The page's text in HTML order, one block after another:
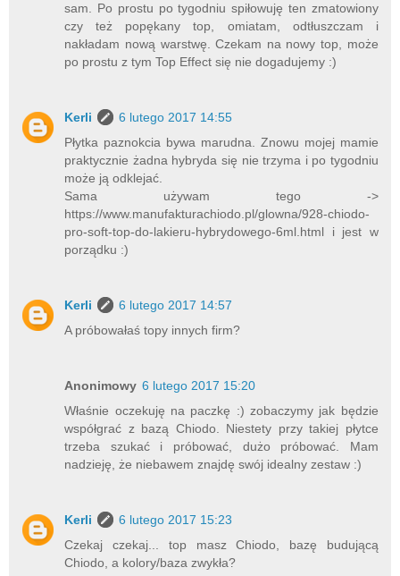
sam. Po prostu po tygodniu spiłowuję ten zmatowiony
czy też popękany top, omiatam, odtłuszczam i
nakładam nową warstwę. Czekam na nowy top, może
po prostu z tym Top Effect się nie dogadujemy :)
Kerli
6 lutego 2017 14:55
Płytka paznokcia bywa marudna. Znowu mojej mamie
praktycznie żadna hybryda się nie trzyma i po tygodniu
może ją odklejać.
Sama używam tego ->
https://www.manufakturachiodo.pl/glowna/928-chiodo-
pro-soft-top-do-lakieru-hybrydowego-6ml.html i jest w
porządku :)
Kerli
6 lutego 2017 14:57
A próbowałaś topy innych firm?
Anonimowy 6 lutego 2017 15:20
Właśnie oczekuję na paczkę :) zobaczymy jak będzie
współgrać z bazą Chiodo. Niestety przy takiej płytce
trzeba szukać i próbować, dużo próbować. Mam
nadzieję, że niebawem znajdę swój idealny zestaw :)
Kerli
6 lutego 2017 15:23
Czekaj czekaj... top masz Chiodo, bazę budującą
Chiodo, a kolory/baza zwykła?